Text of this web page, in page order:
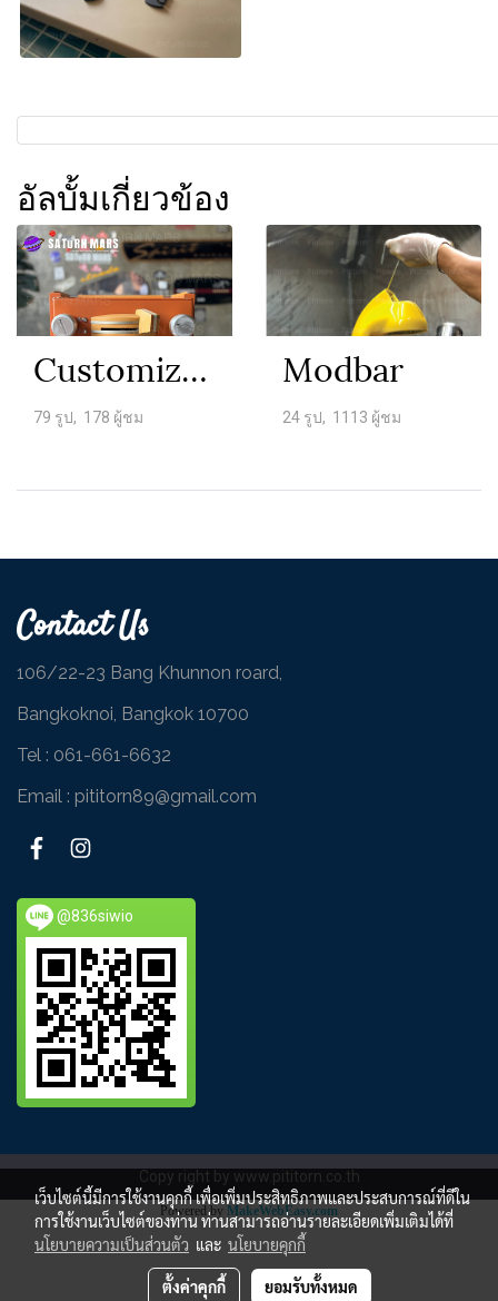
อัลบั้มเกี่ยวข้อง
Customize La Marzocco Linea Mini
79 รูป, 178 ผู้ชม
Modbar
24 รูป, 1113 ผู้ชม
Contact Us
106/22-23 Bang Khunnon roard,
Bangkoknoi, Bangkok 10700
Tel : 061-661-6632
Email : pititorn89@gmail.com
@836siwio
Copy right by www.pititorn.co.th
Powered by MakeWebEasy.com
เว็บไซต์นี้มีการใช้งานคุกกี้ เพื่อเพิ่มประสิทธิภาพและประสบการณ์ที่ดีใน
การใช้งานเว็บไซต์ของท่าน ท่านสามารถอ่านรายละเอียดเพิ่มเติมได้ที่
นโยบายความเป็นส่วนตัว และ นโยบายคุกกี้
ตั้งค่าคุกกี้ ยอมรับทั้งหมด